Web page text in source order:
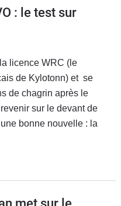
: le test sur
licence WRC (le
de Kylotonn) et se
de chagrin après le
sur le devant de
bonne nouvelle : la